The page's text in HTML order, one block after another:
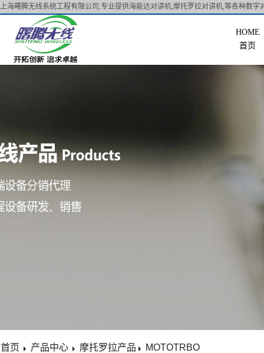
上海曙腾无线系统工程有限公司,专业提供海能达对讲机,摩托罗拉对讲机,等各种数字
首页
首页 产品中心 摩托罗拉产品 MOTOTRBO